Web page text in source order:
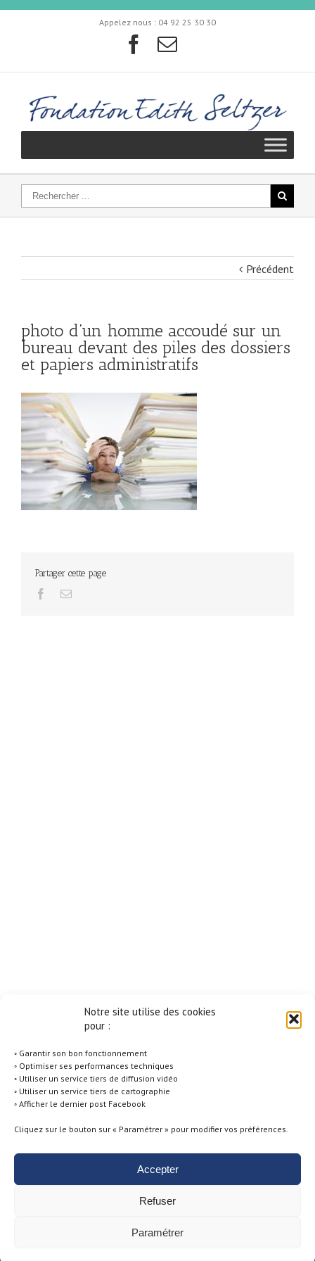
Notre site utilise des cookies
pour :
◦ Garantir son bon fonctionnement
◦ Optimiser ses performances techniques
◦ Utiliser un service tiers de diffusion vidéo
◦ Utiliser un service tiers de cartographie
◦ Afficher le dernier post Facebook
Cliquez sur le bouton sur « Paramétrer » pour modifier vos préférences.
Accepter
Refuser
Paramétrer
Appelez nous : 04 92 25 30 30
Précédent
photo d’un homme accoudé sur un
bureau devant des piles des dossiers
et papiers administratifs
Partager cette page
Conditions générales d'utilisation -